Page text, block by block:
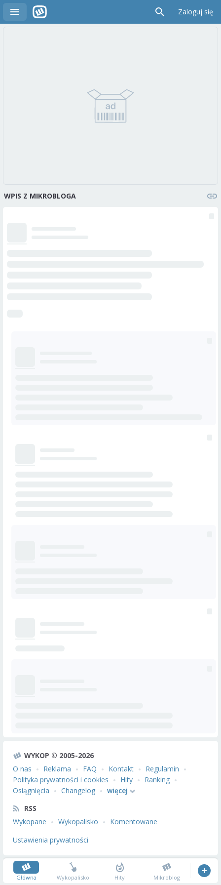
Zaloguj się
WPIS Z MIKROBLOGA
WYKOP © 2005-2026
O nas
Reklama FAQ Kontakt
Regulamin
Polityka prywatności i cookies
Hity
Ranking
Osiągnięcia
Changelog
więcej
RSS
Wykopane
Wykopalisko
Komentowane
Ustawienia prywatności
Główna Wykopalisko Hity Mikroblog